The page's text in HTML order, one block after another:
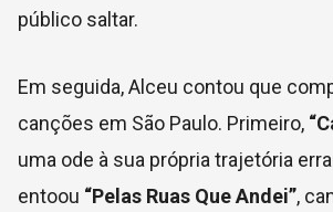
público saltar.
Em seguida, Alceu contou que
canções em São Paulo. Primeiro,
uma ode à sua própria trajetória
entoou “Pelas Ruas Que Andei”,